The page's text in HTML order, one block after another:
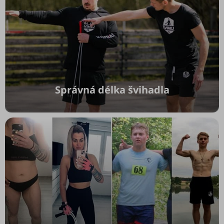
Challenge
Kontakty
Workshopy
Správná délka švihadla